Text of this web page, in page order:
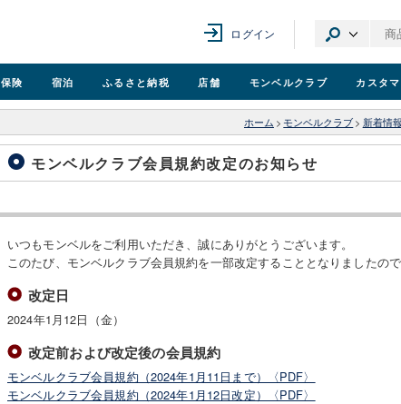
ログイン
保険 宿泊 ふるさと納税 店舗 モンベルクラブ カスタ
ホーム > モンベルクラブ > 新着情報
モンベルクラブ会員規約改定のお知らせ
いつもモンベルをご利用いただき、誠にありがとうございます。
このたび、モンベルクラブ会員規約を一部改定することとなりましたので
改定日
2024年1月12日（金）
改定前および改定後の会員規約
モンベルクラブ会員規約（2024年1月11日まで）〈PDF〉
モンベルクラブ会員規約（2024年1月12日改定）〈PDF〉